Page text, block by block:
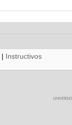
| Instructivos